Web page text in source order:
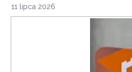
11 lipca 2026